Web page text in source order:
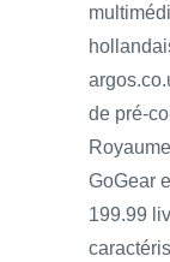
de pré-
GoGear
199.99